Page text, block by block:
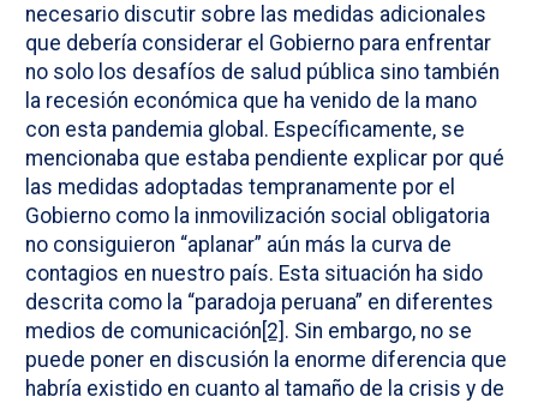
necesario discutir sobre las medidas adicionales
que debería considerar el Gobierno para enfrentar
no solo los desafíos de salud pública sino también
la recesión económica que ha venido de la mano
con esta pandemia global. Específicamente, se
mencionaba que estaba pendiente explicar por qué
las medidas adoptadas tempranamente por el
Gobierno como la inmovilización social obligatoria
no consiguieron “aplanar” aún más la curva de
contagios en nuestro país. Esta situación ha sido
descrita como la “paradoja peruana” en diferentes
medios de comunicación[2] . Sin embargo, no se
puede poner en discusión la enorme diferencia que
habría existido en cuanto al tamaño de la crisis y de